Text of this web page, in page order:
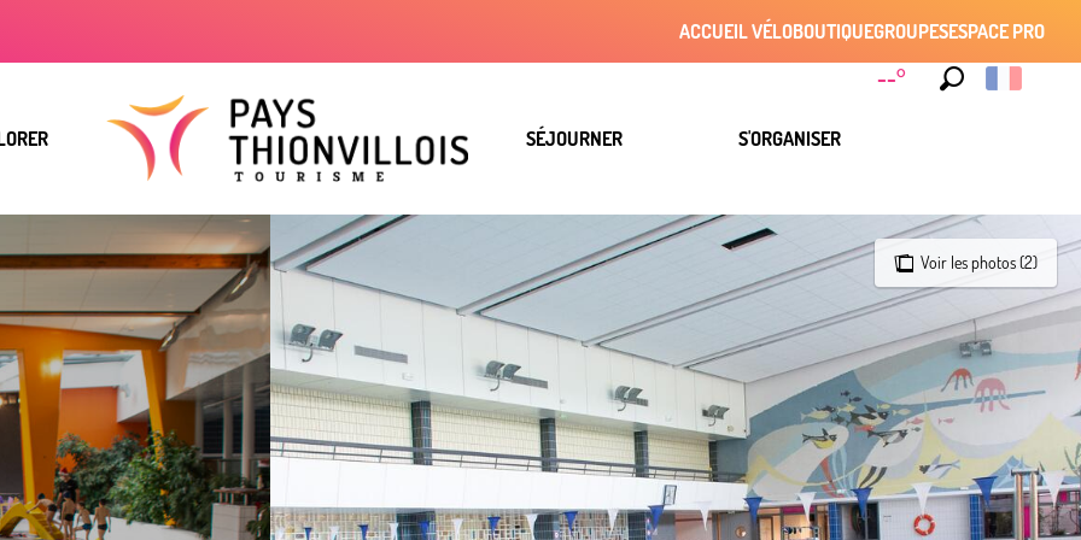
--°
ACCUEIL VÉLOBOUTIQUEGROUPESESPACE PRO
SÉJOURNER S'ORGANISER
Voir les photos (2)